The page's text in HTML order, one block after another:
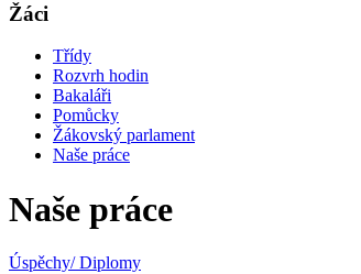
Žáci
Třídy
Rozvrh hodin
Bakaláři
Pomůcky
Žákovský parlament
Naše práce
Naše práce
Úspěchy/ Diplomy